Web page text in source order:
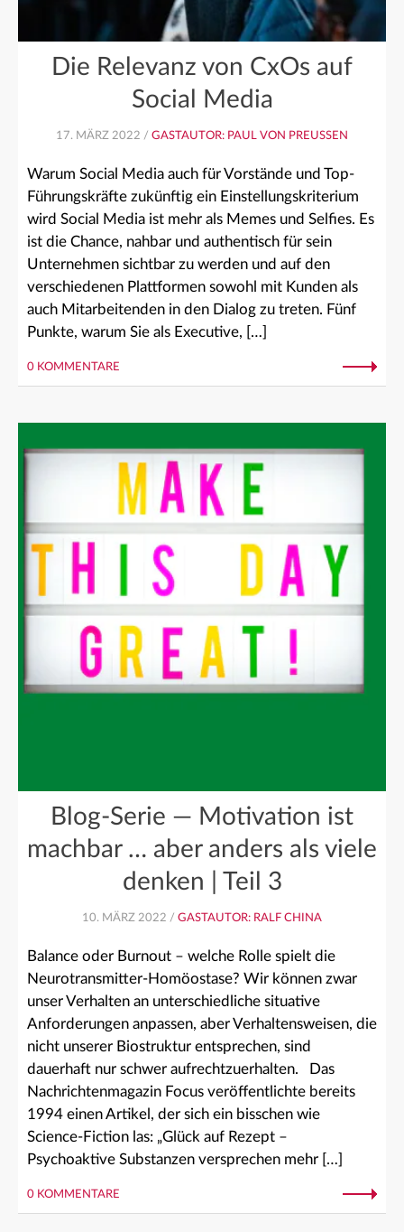
Die Relevanz von CxOs auf
Social Media
17. MÄRZ 2022 / GASTAUTOR: PAUL VON PREUSSEN
Warum Social Media auch für Vorstände und Top-
Führungskräfte zukünftig ein Einstellungskriterium
wird Social Media ist mehr als Memes und Selfies. Es
ist die Chance, nahbar und authentisch für sein
Unternehmen sichtbar zu werden und auf den
verschiedenen Plattformen sowohl mit Kunden als
auch Mitarbeitenden in den Dialog zu treten. Fünf
Punkte, warum Sie als Executive, […]
0 KOMMENTARE
Blog-Serie — Motivation ist
machbar … aber anders als viele
denken | Teil 3
10. MÄRZ 2022 / GASTAUTOR: RALF CHINA
Balance oder Burnout – welche Rolle spielt die
Neurotransmitter-Homöostase? Wir können zwar
unser Verhalten an unterschiedliche situative
Anforderungen anpassen, aber Verhaltensweisen, die
nicht unserer Biostruktur entsprechen, sind
dauerhaft nur schwer aufrechtzuerhalten. Das
Nachrichtenmagazin Focus veröffentlichte bereits
1994 einen Artikel, der sich ein bisschen wie
Science-Fiction las: „Glück auf Rezept –
Psychoaktive Substanzen versprechen mehr […]
0 KOMMENTARE